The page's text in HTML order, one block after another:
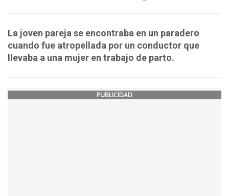
La joven pareja se encontraba en un paradero
cuando fue atropellada por un conductor que
llevaba a una mujer en trabajo de parto.
PUBLICIDAD